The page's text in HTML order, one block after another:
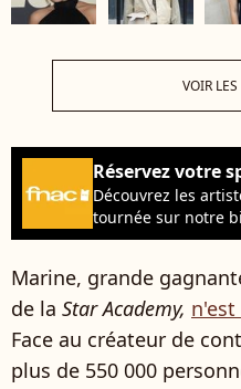
VOIR
Réservez votre
Découvrez les
tournée sur notre
Marine, grande
de la Star Academy,
Face au créateur de
plus de 550 000